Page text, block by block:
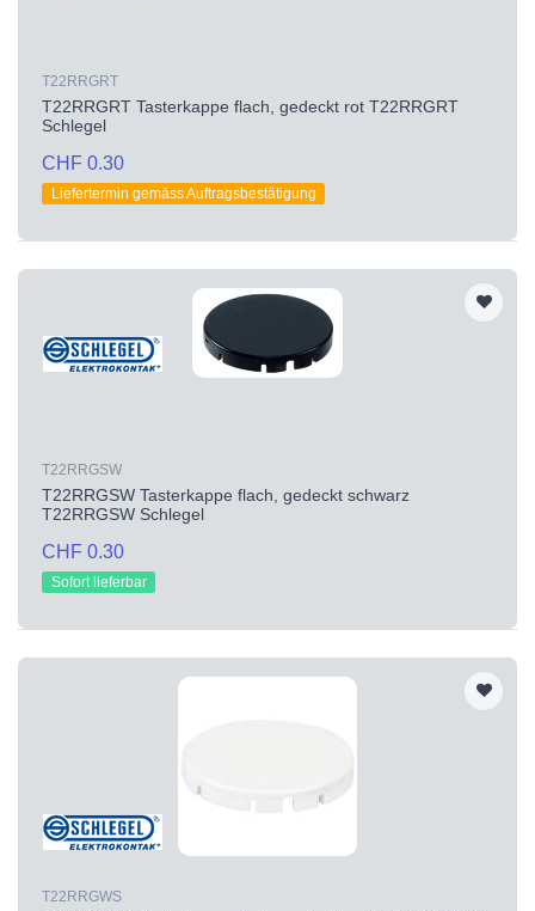
T22RRGRT
T22RRGRT Tasterkappe flach, gedeckt rot T22RRGRT
Schlegel
CHF 0.30
Liefertermin gemäss Auftragsbestätigung
T22RRGSW
T22RRGSW Tasterkappe flach, gedeckt schwarz
T22RRGSW Schlegel
CHF 0.30
Sofort lieferbar
T22RRGWS